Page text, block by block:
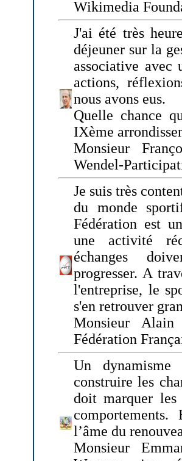
Wikimedia
J'ai été très
déjeuner sur la
associative avec
actions,
nous avons eus.
Quelle chance
IXème
Monsieur
Wendel-
Je suis très
du monde
Fédération est
une activité
échanges
progresser. A
l'entreprise, le
s'en retrouver
Monsieur
Fédération
Un dynamisme
construire les
doit marquer les
l’âme du
Monsieur